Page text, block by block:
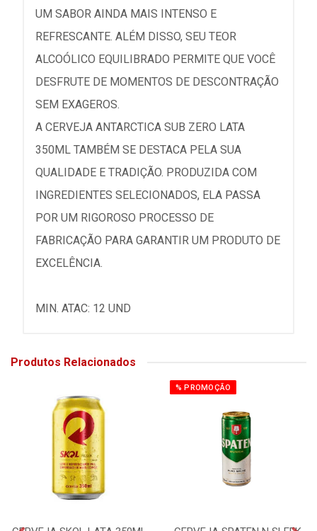
UM SABOR AINDA MAIS INTENSO E
REFRESCANTE. ALÉM DISSO, SEU TEOR
ALCOÓLICO EQUILIBRADO PERMITE QUE VOCÊ
DESFRUTE DE MOMENTOS DE DESCONTRAÇÃO
SEM EXAGEROS.
A CERVEJA ANTARCTICA SUB ZERO LATA
350ML TAMBÉM SE DESTACA PELA SUA
QUALIDADE E TRADIÇÃO. PRODUZIDA COM
INGREDIENTES SELECIONADOS, ELA PASSA
POR UM RIGOROSO PROCESSO DE
FABRICAÇÃO PARA GARANTIR UM PRODUTO DE
EXCELÊNCIA.
MIN. ATAC: 12 UND
Produtos Relacionados
% PROMOÇÃO